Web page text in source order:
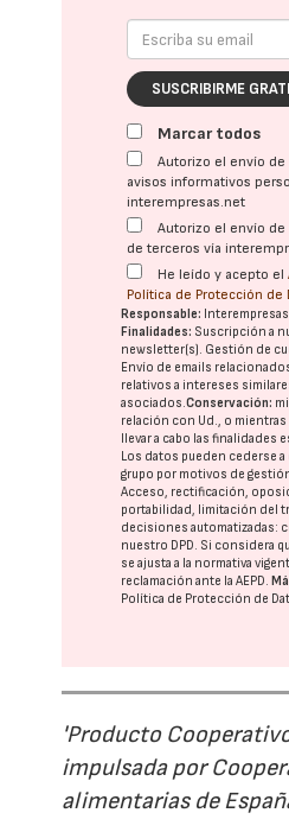
SUSCRIBIRME
Marcar todos
Autorizo el envío
avisos informativos
interempresas.net
Autorizo el envío
de terceros vía
He leído y acepto el
Política de Protección de
Responsable:
Finalidades: Suscripción a
newsletter(s). Gestión de
Envío de emails
relativos a intereses
asociados.Conservación:
relación con Ud., o mientras
llevar a cabo las finalidades
Los datos pueden cederse a
grupo por motivos de
Acceso, rectificación,
portabilidad, limitación del
decisiones automatizadas:
nuestro DPD. Si considera
se ajusta a la normativa
reclamación ante laAEPD.
Política de Protección de
'Producto
impulsada por
alimentarias de